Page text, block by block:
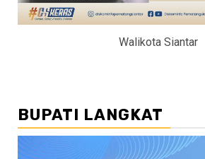
Walikota Siantar
BUPATI LANGKAT